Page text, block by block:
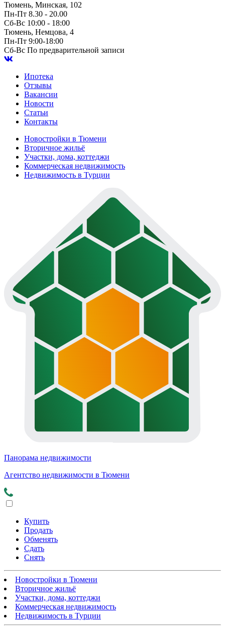
Тюмень, Минская, 102
Пн-Пт 8.30 - 20.00
Сб-Вс 10:00 - 18:00
Тюмень, Немцова, 4
Пн-Пт 9:00-18:00
Сб-Вс По предварительной записи
Ипотека
Отзывы
Вакансии
Новости
Статьи
Контакты
Новостройки в Тюмени
Вторичное жильё
Участки, дома, коттеджи
Коммерческая недвижимость
Недвижимость в Турции
Панорама недвижимости
Агентство недвижимости в Тюмени
Купить
Продать
Обменять
Сдать
Снять
Новостройки в Тюмени
Вторичное жильё
Участки, дома, коттеджи
Коммерческая недвижимость
Недвижимость в Турции